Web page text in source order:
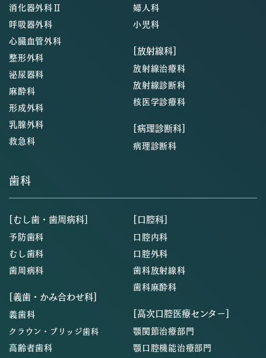
消化器外科Ⅱ
呼吸器外科
心臓血管外科
整形外科
泌尿器科
麻酔科
形成外科
乳腺外科
救急科
婦人科
小児科
[放射線科]
放射線治療科
放射線診断科
核医学診療科
[病理診断科]
病理診断科
歯科
[むし歯・歯周病科]
予防歯科
むし歯科
歯周病科
[義歯・かみ合わせ科]
義歯科
クラウン・ブリッジ歯科
高齢者歯科
[口腔科]
口腔内科
口腔外科
歯科放射線科
歯科麻酔科
[高次口腔医療センター]
顎関節治療部門
顎口腔機能治療部門